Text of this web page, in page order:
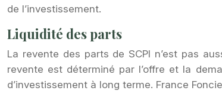
de l’investissement.
Liquidité des parts
La revente des parts de SCPI n’est pas
revente est déterminé par l’offre et la
d’investissement à long terme. France